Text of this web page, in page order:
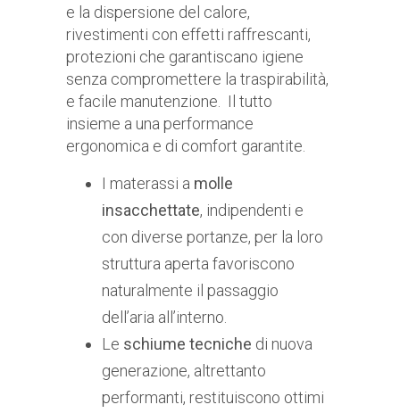
e la dispersione del calore,
rivestimenti con effetti raffrescanti,
protezioni che garantiscano igiene
senza compromettere la traspirabilità,
e facile manutenzione. Il tutto
insieme a una performance
ergonomica e di comfort garantite.
I materassi a molle
insacchettate, indipendenti e
con diverse portanze, per la loro
struttura aperta favoriscono
naturalmente il passaggio
dell’aria all’interno.
Le schiume tecniche di nuova
generazione, altrettanto
performanti, restituiscono ottimi